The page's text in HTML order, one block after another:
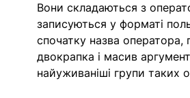
Вони складаються з
записуються у форматі
спочатку назва оператора,
двокрапка і масив
найуживаніші групи таких